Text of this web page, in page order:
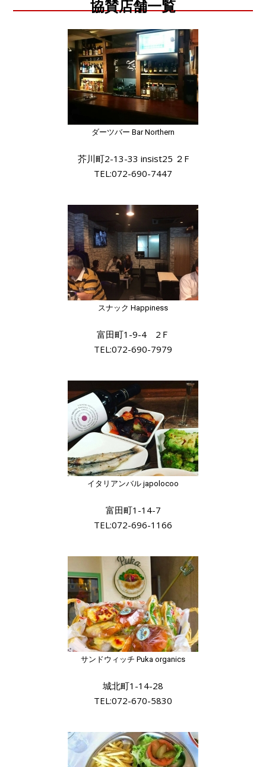
協賛店舗一覧
ダーツバー Bar Northern
芥川町2-13-33 insist25 ２F
TEL:072-690-7447
スナック Happiness
富田町1-9-4 2Ｆ
TEL:072-690-7979
イタリアンバル japolocoo
富田町1-14-7
TEL:072-696-1166
サンドウィッチ Puka organics
城北町1-14-28
TEL:072-670-5830